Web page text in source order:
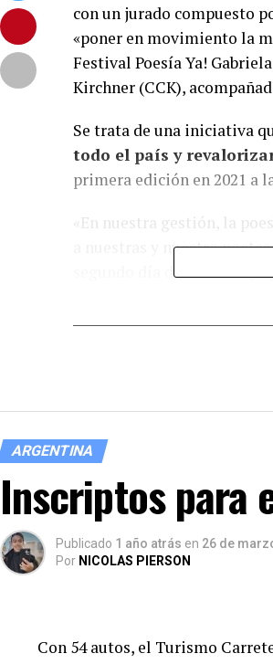
con un jurado compuesto
«poner en movimiento la
Festival Poesía Ya!
Kirchner (CCK),
Se trata de una iniciativa
todo el país y
primera edición en 2021 a
«En nuestra gestión, la
a nuestras y nuestro
segundo día del festival y
ARGENTINA
Inscriptos para
Publicado 1 año atrás en 26 de
Por NICOLAS PIERSON
Con 54 autos, el Turismo